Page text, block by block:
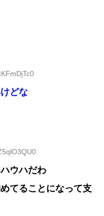
どな
ウハだわ
てることになって支